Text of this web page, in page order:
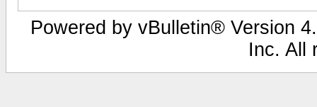
Powered by vBulletin® Version
Inc. All